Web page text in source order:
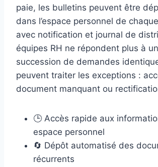
paie, les bulletins peuvent être
dans l’espace personnel de
avec notification et journal de
équipes RH ne répondent plus à
succession de demandes
peuvent traiter les exceptions :
document manquant ou
🕒 Accès rapide aux
espace personnel
🔄 Dépôt automatisé des
récurrents